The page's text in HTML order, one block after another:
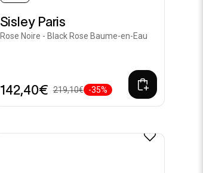
Sisley Paris
Rose Noire - Black Rose Baume-en-Eau
142,40€ 219,10€ -35%